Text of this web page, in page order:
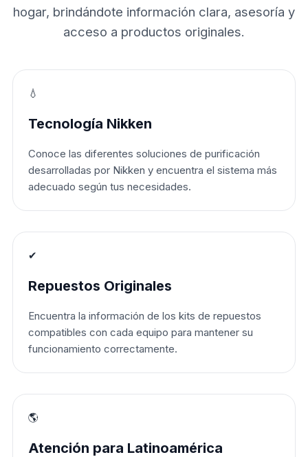
hogar, brindándote información clara, asesoría y
acceso a productos originales.
💧
Tecnología Nikken
Conoce las diferentes soluciones de purificación
desarrolladas por Nikken y encuentra el sistema más
adecuado según tus necesidades.
✔
Repuestos Originales
Encuentra la información de los kits de repuestos
compatibles con cada equipo para mantener su
funcionamiento correctamente.
🌎
Atención para Latinoamérica